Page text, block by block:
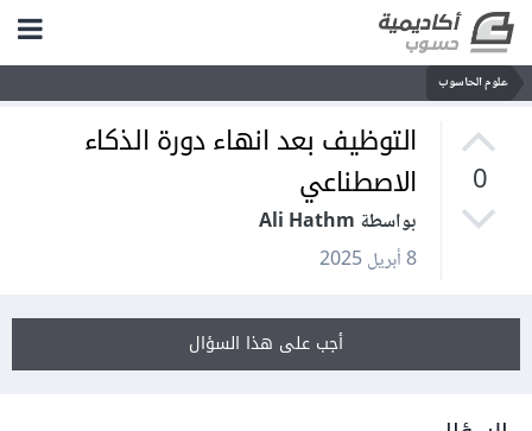
علوم الحاسوب
0
التوظيف بعد انهاء دورة الذكاء
الاصطناعي
بواسطة Ali Hathm
8 أبريل 2025
أجب على هذا السؤال